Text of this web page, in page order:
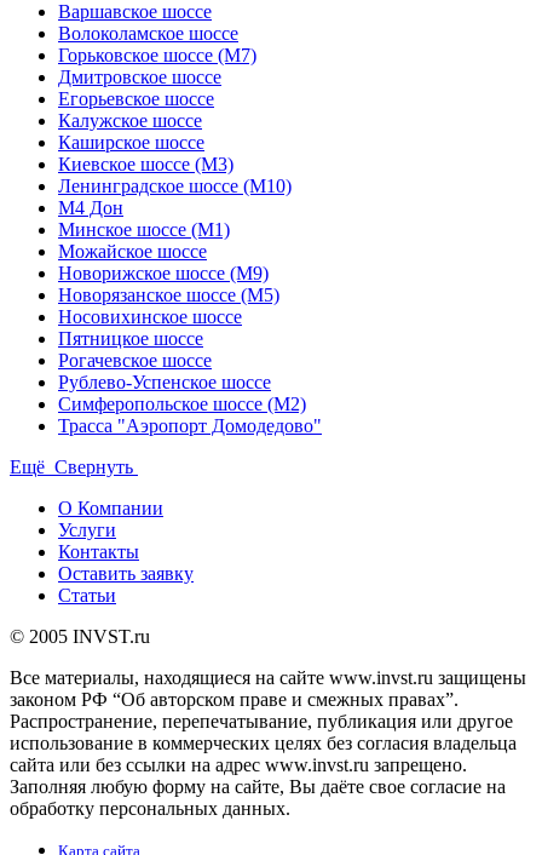
Варшавское шоссе
Волоколамское шоссе
Горьковское шоссе (М7)
Дмитровское шоссе
Егорьевское шоссе
Калужское шоссе
Каширское шоссе
Киевское шоссе (М3)
Ленинградское шоссе (М10)
М4 Дон
Минское шоссе (М1)
Можайское шоссе
Новорижское шоссе (М9)
Новорязанское шоссе (М5)
Носовихинское шоссе
Пятницкое шоссе
Рогачевское шоссе
Рублево-Успенское шоссе
Симферопольское шоссе (М2)
Трасса "Аэропорт Домодедово"
Ещё Свернуть
О Компании
Услуги
Контакты
Оставить заявку
Статьи
© 2005 INVST.ru
Все материалы, находящиеся на сайте www.invst.ru защищены
законом РФ “Об авторском праве и смежных правах”.
Распространение, перепечатывание, публикация или другое
использование в коммерческих целях без согласия владельца
сайта или без ссылки на адрес www.invst.ru запрещено.
Заполняя любую форму на сайте, Вы даёте свое согласие на
обработку персональных данных.
Карта сайта